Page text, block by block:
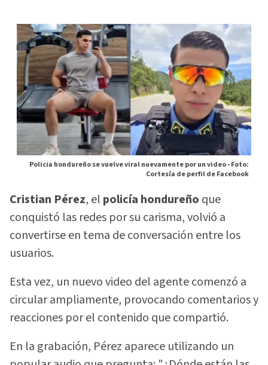
Policia hondureño se vuelve viral nuevamente por un video -Foto:
Cortesía de perfil de Facebook
Cristian Pérez, el policía hondureño que
conquistó las redes por su carisma, volvió a
convertirse en tema de conversación entre los
usuarios.
Esta vez, un nuevo video del agente comenzó a
circular ampliamente, provocando comentarios y
reacciones por el contenido que compartió.
En la grabación, Pérez aparece utilizando un